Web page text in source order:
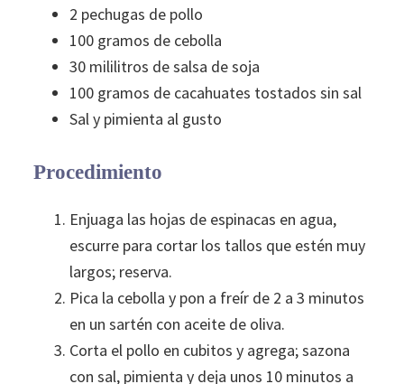
2 pechugas de pollo
100 gramos de cebolla
30 mililitros de salsa de soja
100 gramos de cacahuates tostados sin sal
Sal y pimienta al gusto
Procedimiento
Enjuaga las hojas de espinacas en agua,
escurre para cortar los tallos que estén muy
largos; reserva.
Pica la cebolla y pon a freír de 2 a 3 minutos
en un sartén con aceite de oliva.
Corta el pollo en cubitos y agrega; sazona
con sal, pimienta y deja unos 10 minutos a